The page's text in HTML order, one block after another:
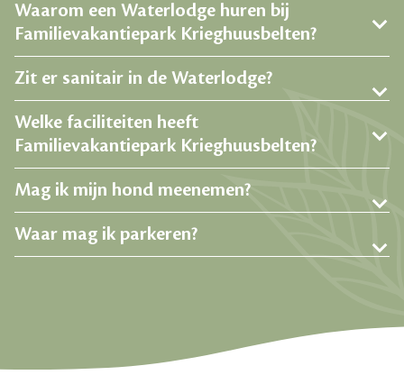
Waarom een Waterlodge huren bij
Familievakantiepark Krieghuusbelten?
Zit er sanitair in de Waterlodge?
Welke faciliteiten heeft
Familievakantiepark Krieghuusbelten?
Mag ik mijn hond meenemen?
Waar mag ik parkeren?